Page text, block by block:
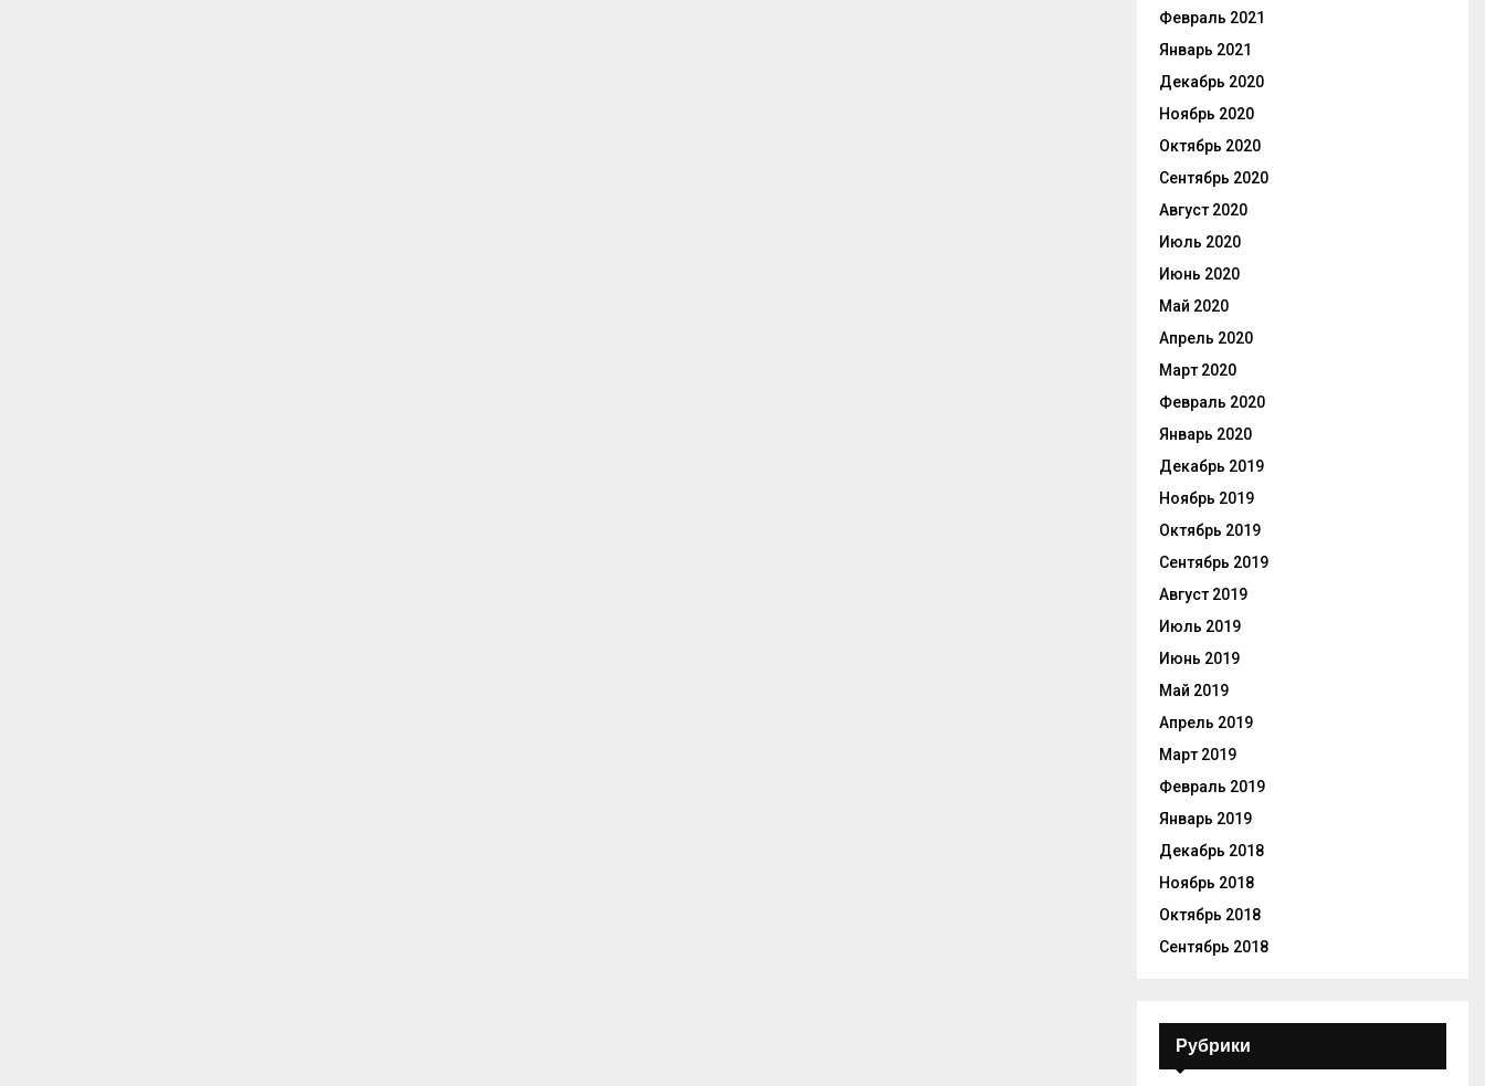
Февраль 2021
Январь 2021
Декабрь 2020
Ноябрь 2020
Октябрь 2020
Сентябрь 2020
Август 2020
Июль 2020
Июнь 2020
Май 2020
Апрель 2020
Март 2020
Февраль 2020
Январь 2020
Декабрь 2019
Ноябрь 2019
Октябрь 2019
Сентябрь 2019
Август 2019
Июль 2019
Июнь 2019
Май 2019
Апрель 2019
Март 2019
Февраль 2019
Январь 2019
Декабрь 2018
Ноябрь 2018
Октябрь 2018
Сентябрь 2018
Рубрики